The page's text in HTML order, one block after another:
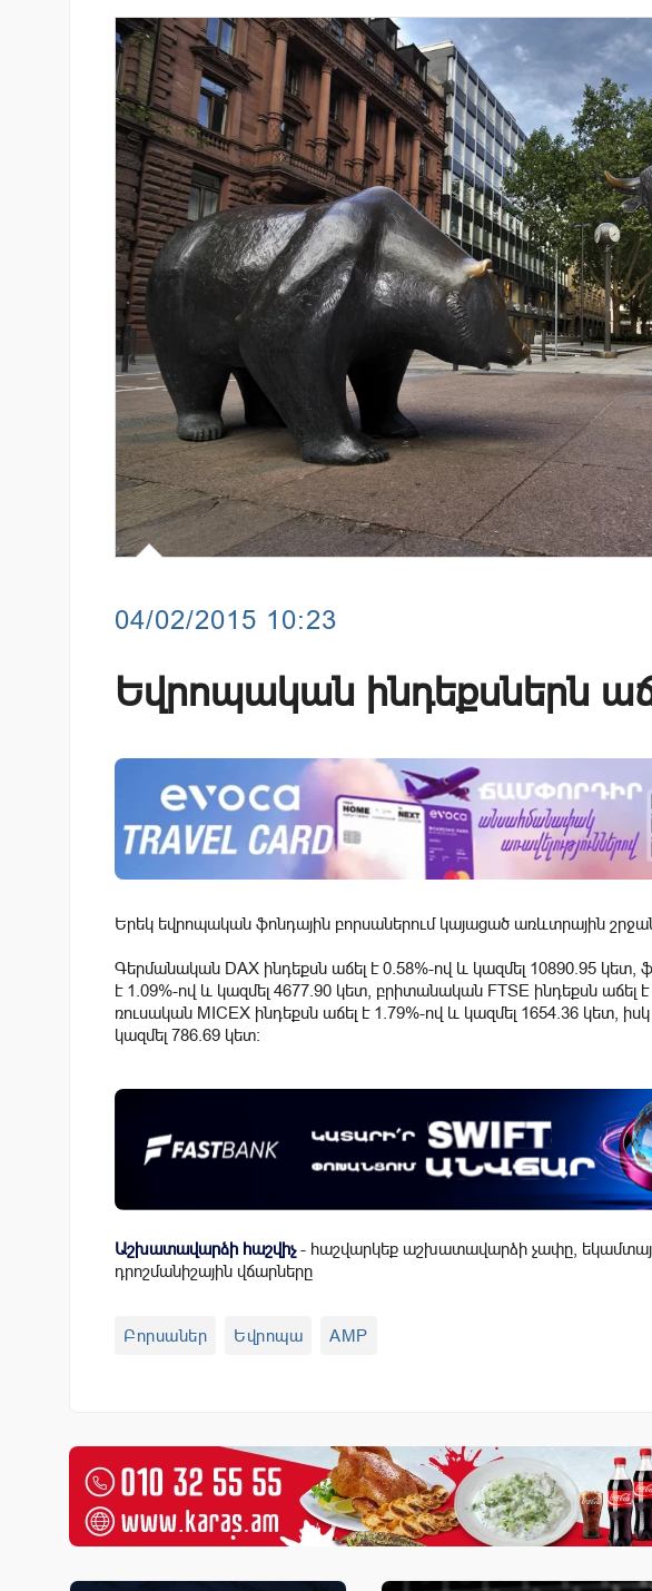
04/02/2015 10:23
Եվրոպական ինդեքսներն
Երեկ եվրոպական ֆոնդային բորսաներում կայացած առևտրային
Գերմանական DAX ինդեքսն աճել է 0.58%-ով և կազմել 10890.95 կետ,
է 1.09%-ով և կազմել 4677.90 կետ, բրիտանական FTSE ինդեքսն աճել
ռուսական MICEX ինդեքսն աճել է 1.79%-ով և կազմել 1654.36 կետ,
կազմել 786.69 կետ:
Աշխատավարձի հաշվիչ - հաշվարկեք աշխատավարձի չափը,
դրոշմանիշային վճարները
Բորսաներ Եվրոպա AMP
ներկայացվեց
կրթական
«Շտապ հաստատեք քարտի տվյալները»․
IDBank-ը զգուշացնում է հյուրանոցների
ամրագրման հետ կապված
զեղծարարությունների մասին